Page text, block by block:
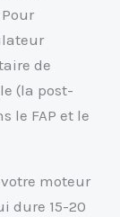
de
(la post-
le FAP et le
moteur
dure 15-20